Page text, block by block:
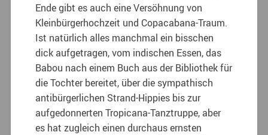
Ende gibt es auch eine Versöhnung von
Kleinbürgerhochzeit und Copacabana-Traum.
Ist natürlich alles manchmal ein bisschen
dick aufgetragen, vom indischen Essen, das
Babou nach einem Buch aus der Bibliothek für
die Tochter bereitet, über die sympathisch
antibürgerlichen Strand-Hippies bis zur
aufgedonnerten Tropicana-Tanztruppe, aber
es hat zugleich einen durchaus ernsten